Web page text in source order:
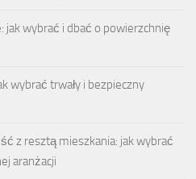
jak wybrać i dbać o powierzchnię
wybrać trwały i bezpieczny
z resztą mieszkania: jak wybrać
aranżacji